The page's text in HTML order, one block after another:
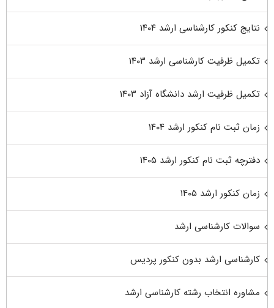
نتایج کنکور کارشناسی ارشد ۱۴۰۴
تکمیل ظرفیت کارشناسی ارشد ۱۴۰۳
تکمیل ظرفیت ارشد دانشگاه آزاد ۱۴۰۳
زمان ثبت نام کنکور ارشد ۱۴۰۴
دفترچه ثبت نام کنکور ارشد ۱۴۰۵
زمان کنکور ارشد ۱۴۰۵
سوالات کارشناسی ارشد
کارشناسی ارشد بدون کنکور پردیس
مشاوره انتخاب رشته کارشناسی ارشد